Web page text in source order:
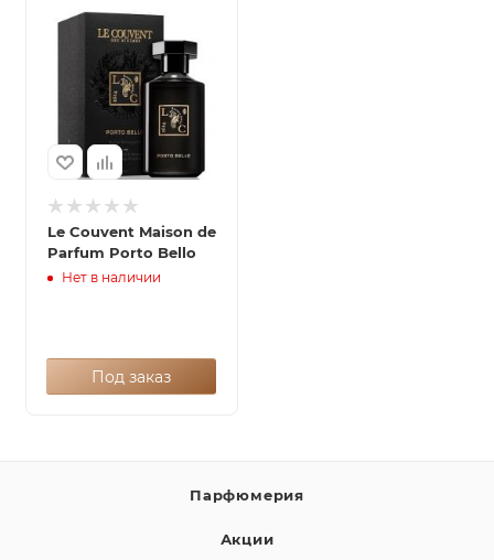
Le Couvent Maison de
Parfum Porto Bello
Нет в наличии
Под заказ
Парфюмерия
Акции